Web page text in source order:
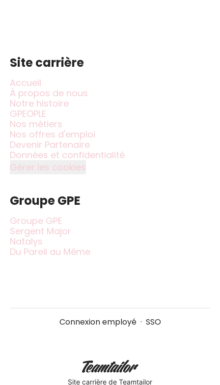
Site carrière
Accueil
À propos de nous
Notre histoire
GPEOPLE
Nos métiers
Nos offres d'emploi
Devenir Partenaire
Données et confidentialité
Gérer les cookies
Groupe GPE
Groupe GPE
Sergent Major
Natalys
Du Pareil au Même
Connexion employé · SSO
Site carrière de Teamtailor